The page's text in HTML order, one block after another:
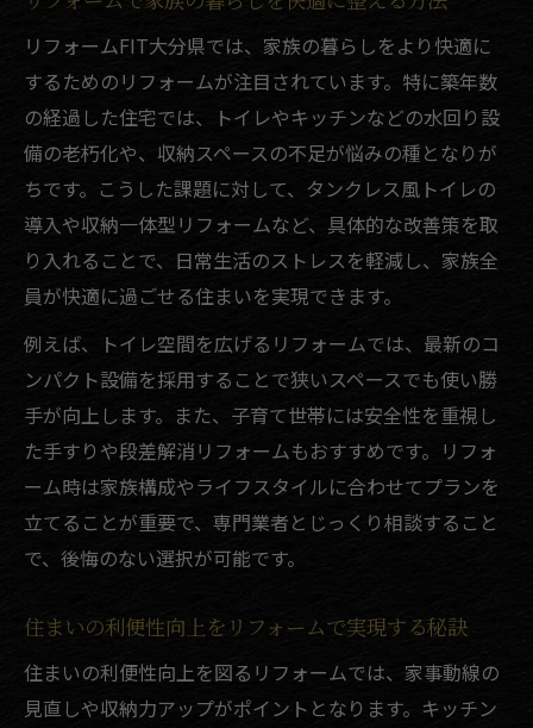
太陽光自家消費へのリフォーム活用術
太陽光自家消費型リフォームのメリットと
流れ
リフォームで太陽光活用を最大化するポイ
ント
太陽光自家消費を支えるリフォーム計画の
立て方
リフォームを活かした太陽光電力の効率的
太陽光自家消費化リフォームの具体的なス
テップ
狭いトイレ空間をリフォームで広々実現
リフォームで狭いトイレを快適空間に変え
る方法
トイレリフォームで省スペースと機能性を
リフォームで実現する広々としたトイレ空
間作り
狭小トイレを広く見せるリフォームの工夫
リフォームFIT大分県では、家族の暮らしをより快適に
するためのリフォームが注目されています。特に築年数
の経過した住宅では、トイレやキッチンなどの水回り設
備の老朽化や、収納スペースの不足が悩みの種となりが
ちです。こうした課題に対して、タンクレス風トイレの
導入や収納一体型リフォームなど、具体的な改善策を取
り入れることで、日常生活のストレスを軽減し、家族全
員が快適に過ごせる住まいを実現できます。
例えば、トイレ空間を広げるリフォームでは、最新のコ
ンパクト設備を採用することで狭いスペースでも使い勝
手が向上します。また、子育て世帯には安全性を重視し
た手すりや段差解消リフォームもおすすめです。リフォ
ーム時は家族構成やライフスタイルに合わせてプランを
立てることが重要で、専門業者とじっくり相談すること
で、後悔のない選択が可能です。
住まいの利便性向上をリフォームで実現する秘訣
住まいの利便性向上を図るリフォームでは、家事動線の
見直しや収納力アップがポイントとなります。キッチン